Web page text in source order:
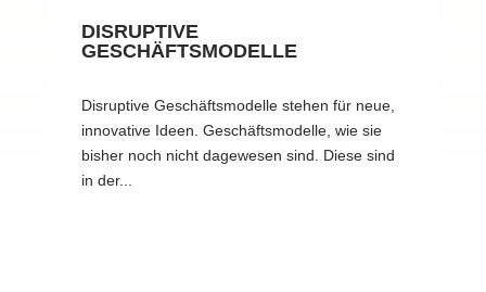
DISRUPTIVE
GESCHÄFTSMODELLE
Disruptive Geschäftsmodelle stehen für neue,
innovative Ideen. Geschäftsmodelle, wie sie
bisher noch nicht dagewesen sind. Diese sind
in der...